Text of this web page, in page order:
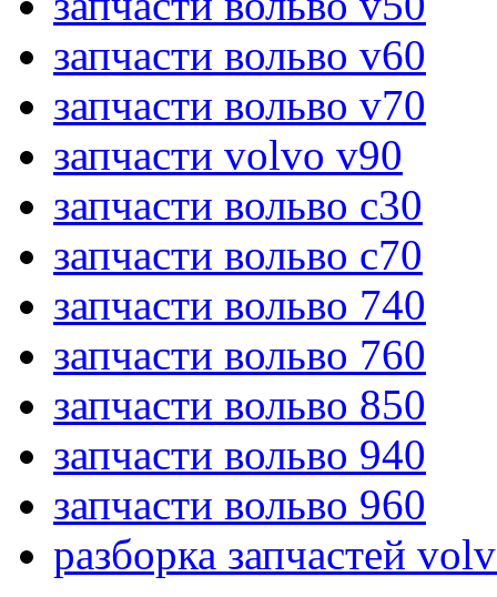
запчасти вольво v60
запчасти вольво v70
запчасти volvo v90
запчасти вольво c30
запчасти вольво c70
запчасти вольво 740
запчасти вольво 760
запчасти вольво 850
запчасти вольво 940
запчасти вольво 960
разборка запчастей